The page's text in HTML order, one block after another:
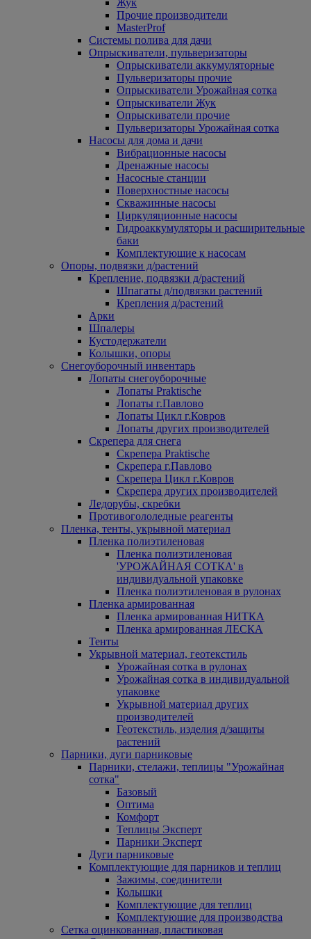
Жук
Прочие производители
MasterProf
Системы полива для дачи
Опрыскиватели, пульверизаторы
Опрыскиватели аккумуляторные
Пульверизаторы прочие
Опрыскиватели Урожайная сотка
Опрыскиватели Жук
Опрыскиватели прочие
Пульверизаторы Урожайная сотка
Насосы для дома и дачи
Вибрационные насосы
Дренажные насосы
Насосные станции
Поверхностные насосы
Скважинные насосы
Циркуляционные насосы
Гидроаккумуляторы и расширительные
баки
Комплектующие к насосам
Опоры, подвязки д/растений
Крепление, подвязки д/растений
Шпагаты д/подвязки растений
Крепления д/растений
Арки
Шпалеры
Кустодержатели
Колышки, опоры
Снегоуборочный инвентарь
Лопаты снегоуборочные
Лопаты Praktische
Лопаты г.Павлово
Лопаты Цикл г.Ковров
Лопаты других производителей
Скрепера для снега
Скрепера Praktische
Скрепера г.Павлово
Скрепера Цикл г.Ковров
Скрепера других производителей
Ледорубы, скребки
Противогололедные реагенты
Пленка, тенты, укрывной материал
Пленка полиэтиленовая
Пленка полиэтиленовая
'УРОЖАЙНАЯ СОТКА' в
индивидуальной упаковке
Пленка полиэтиленовая в рулонах
Пленка армированная
Пленка армированная НИТКА
Пленка армированная ЛЕСКА
Тенты
Укрывной материал, геотекстиль
Урожайная сотка в рулонах
Урожайная сотка в индивидуальной
упаковке
Укрывной материал других
производителей
Геотекстиль, изделия д/защиты
растений
Парники, дуги парниковые
Парники, стелажи, теплицы "Урожайная
сотка"
Базовый
Оптима
Комфорт
Теплицы Эксперт
Парники Эксперт
Дуги парниковые
Комплектующие для парников и теплиц
Зажимы, соединители
Колышки
Комплектующие для теплиц
Комплектующие для производства
Сетка оцинкованная, пластиковая